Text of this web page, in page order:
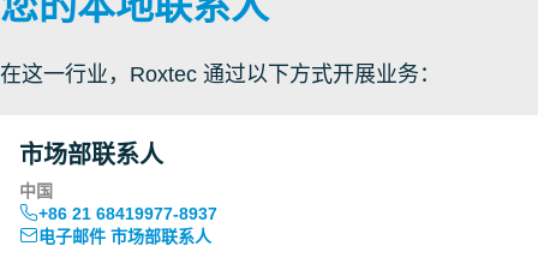
在这一行业，Roxtec 通过以下方式开展业务：
市场部联系人
中国
+86 21 68419977-8937
电子邮件 市场部联系人